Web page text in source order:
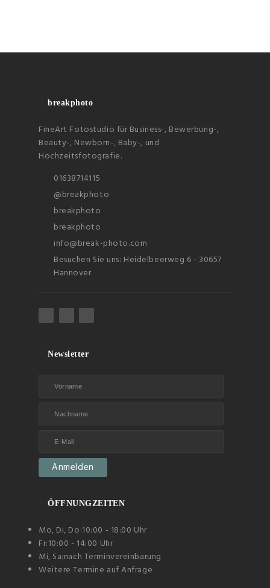
breakphoto
FineArt Fotostudio für Business-, Bewerbung-,
Beauty-, Newborn-, Baby-, und
Hochzeitsfotografie.
01638714115
@breakphoto
breakphoto
breakphoto
info@break-photo.com
Besuchen Sie uns: Heidelbeerweg 6 - 30657
Hannover
Newsletter
ÖFFNUNGZEITEN
Mo, Di, Do:10:00 - 18:00 Uhr
Fr:10:00 - 14:00 Uhr
Mi, Sa:nach Terminvereinbarung
Weitere Termine auf Anfrage